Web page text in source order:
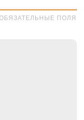
ПОЛЯ